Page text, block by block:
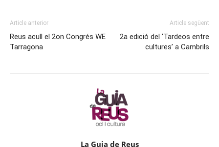
Article anterior
Reus acull el 2on Congrés WE
Tarragona
Article següent
2a edició del ‘Tardeos entre
cultures’ a Cambrils
La Guia de Reus